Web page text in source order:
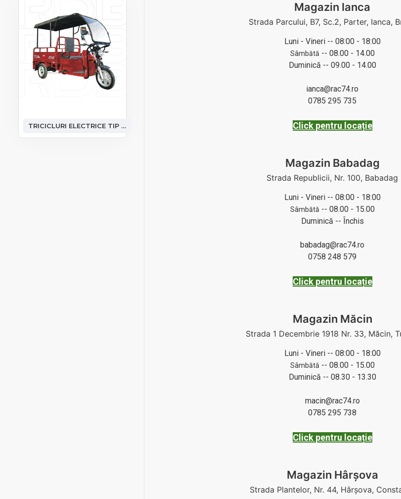
TRICICLURI ELECTRICE TIP CARGO
Magazin Ianca
Strada Parcului, B7, Sc.2, Parter, Ianca,
Luni - Vineri -- 08:00 - 18:00
Sâmbătă -- 08.00 - 14.00
Duminică -- 09.00 - 14.00
ianca@rac74.ro
0785 295 735
Click pentru locație
Magazin Babadag
Strada Republicii, Nr. 100, Babadag
Luni - Vineri -- 08:00 - 18:00
Sâmbătă -- 08.00 - 15.00
Duminică -- Închis
babadag@rac74.ro
0758 248 579
Click pentru locație
Magazin Măcin
Strada 1 Decembrie 1918 Nr. 33, Măcin,
Luni - Vineri -- 08:00 - 18:00
Sâmbătă -- 08.00 - 15.00
Duminică -- 08.30 - 13.30
macin@rac74.ro
0785 295 738
Click pentru locație
Magazin Hârșova
Strada Plantelor, Nr. 44, Hârșova,